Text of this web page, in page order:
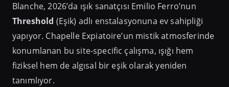
Blanche, 2026’da ışık sanatçısı Emilio Ferro’nun
Threshold (Eşik) adlı enstalasyonuna ev sahipliği
yapıyor. Chapelle Expiatoire’un mistik atmosferinde
konumlanan bu site-specific çalışma, ışığı hem
fiziksel hem de algısal bir eşik olarak yeniden
tanımlıyor.